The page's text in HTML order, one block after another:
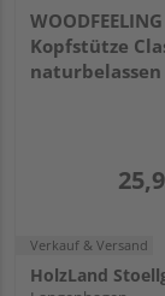
WOODFEELING
Kopfstütze
naturbelassen
Verkauf & Versand
HolzLand